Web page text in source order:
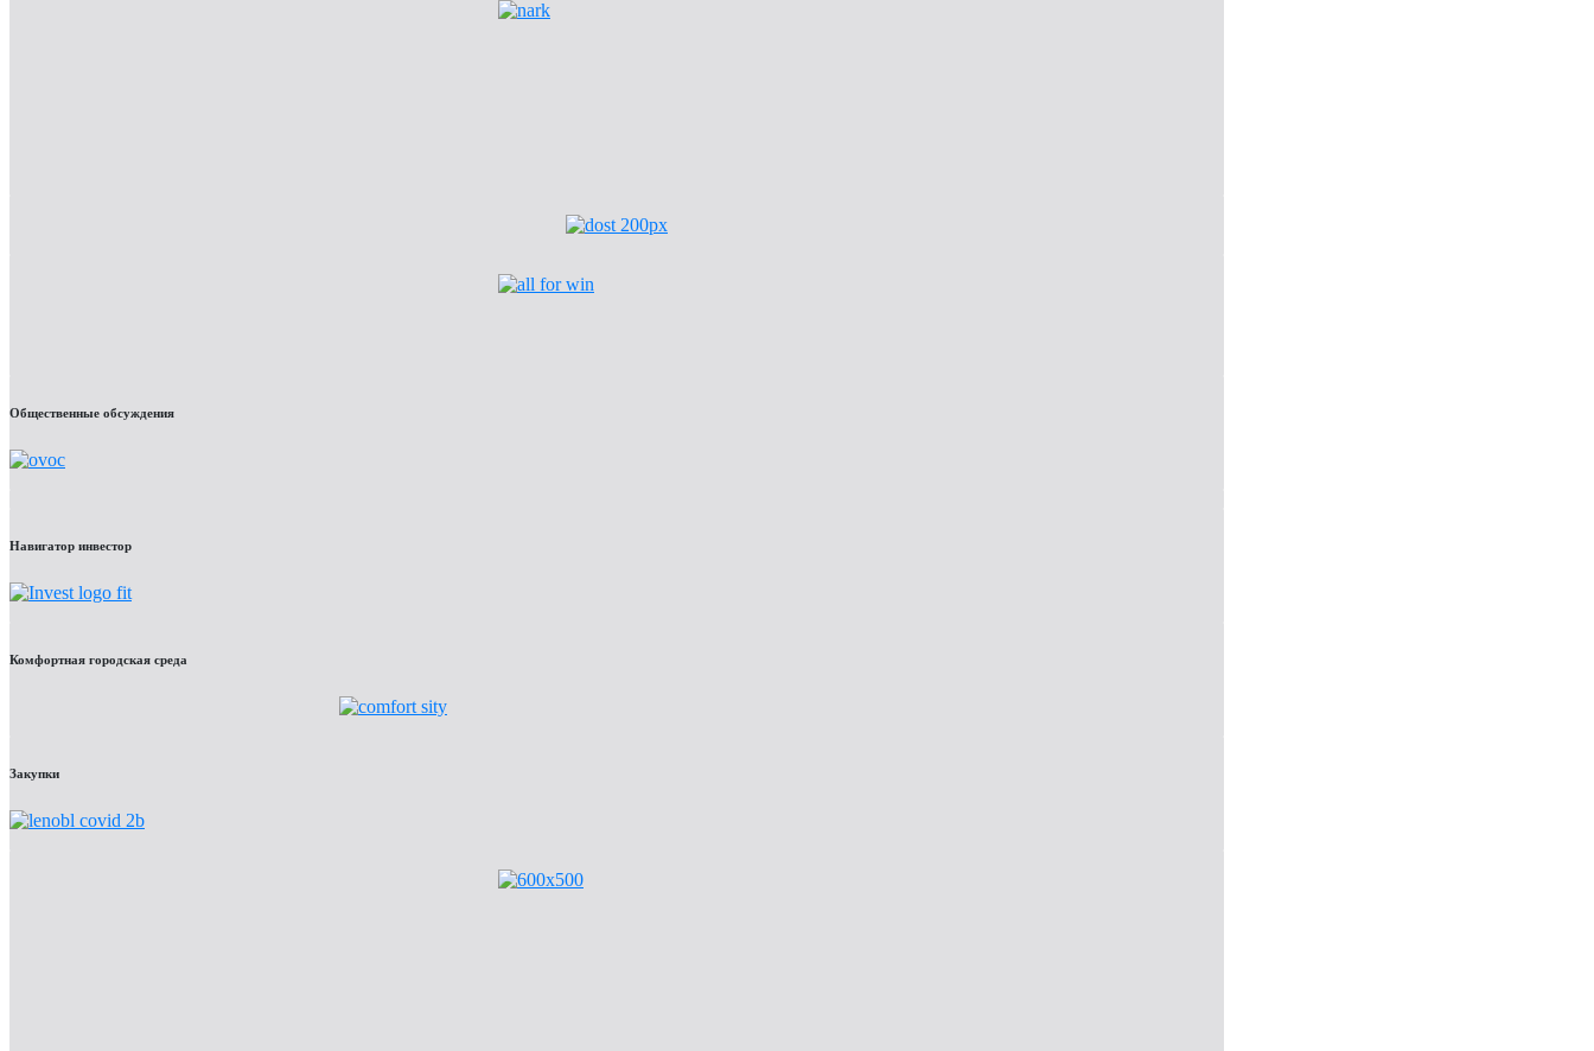
Общественные обсуждения
Навигатор инвестор
Комфортная городская среда
Закупки